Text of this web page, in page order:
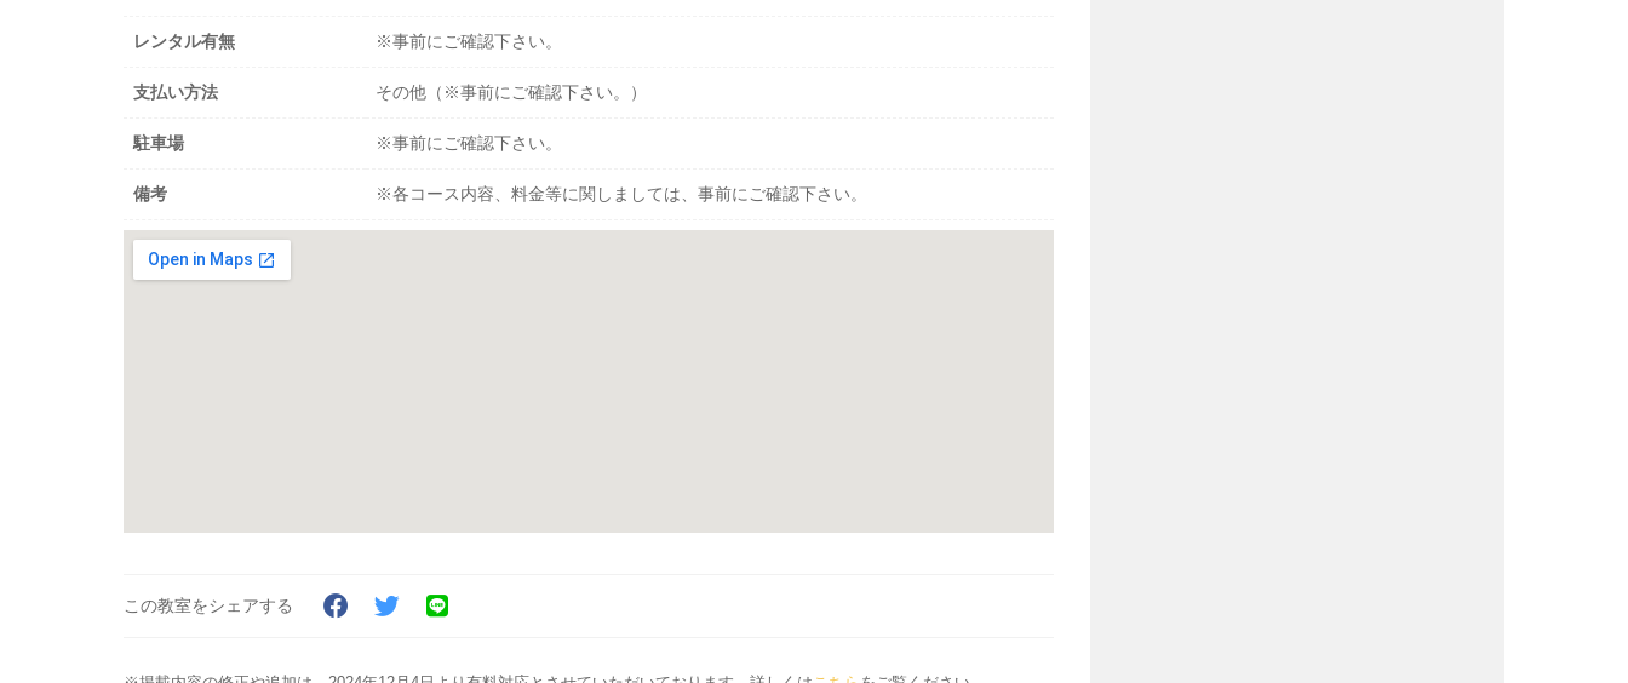
レンタル有無 ※事前にご確認下さい。
支払い方法 その他（※事前にご確認下さい。）
駐車場 ※事前にご確認下さい。
備考 ※各コース内容、料金等に関しましては、事前にご確認下さい。
この教室をシェアする